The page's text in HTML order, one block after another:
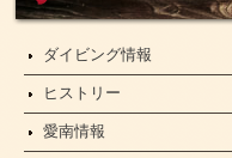
ダイビング情報
ヒストリー
愛南情報